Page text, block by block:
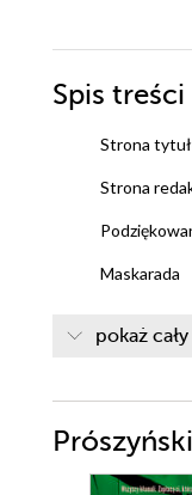
Spis treści
Strona
Strona
Maskarada
pokaż